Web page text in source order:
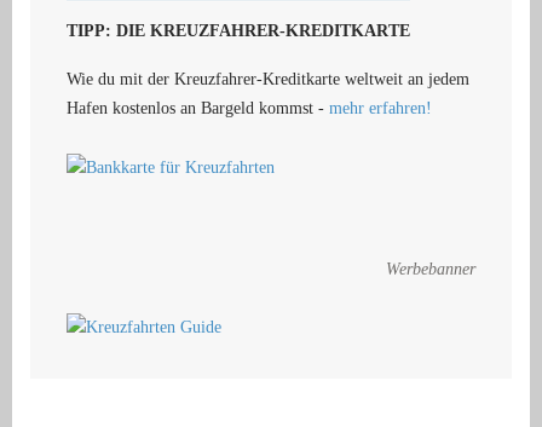
TIPP: DIE KREUZFAHRER-KREDITKARTE
Wie du mit der Kreuzfahrer-Kreditkarte weltweit an jedem
Hafen kostenlos an Bargeld kommst - mehr erfahren!
Werbebanner